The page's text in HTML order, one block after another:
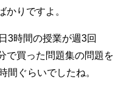
かりですよ。
3時間の授業が週3回
で買った問題集の問題を
間ぐらいでしたね。